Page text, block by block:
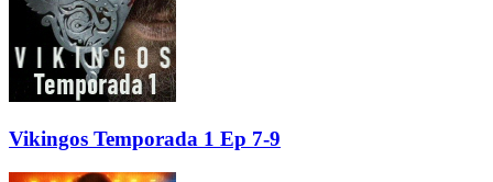
Vikingos Temporada 1 Ep 7-9